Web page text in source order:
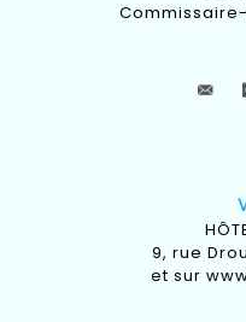
9, rue
et sur